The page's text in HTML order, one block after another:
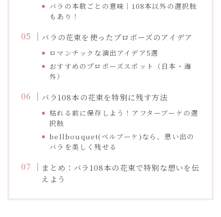
バラの本数ごとの意味｜108本以外の選択肢
もあり！
バラの花束を使ったプロポーズのアイデア
ロマンチックな演出アイデア5選
おすすめのプロポーズスポット（日本・海
外）
バラ108本の花束を特別に残す方法
枯れる前に保存しよう！アフターブーケの選
択肢
bellbouquet(ベルブーケ)なら、思い出の
バラを美しく残せる
まとめ：バラ108本の花束で特別な想いを伝
えよう